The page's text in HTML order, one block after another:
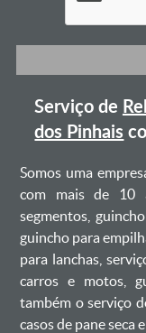
Serviço de
dos Pinhais
Somos uma
com mais de 10
segmentos,
guincho para
para lanchas,
carros e motos,
também o serviço
casos de pane seca e